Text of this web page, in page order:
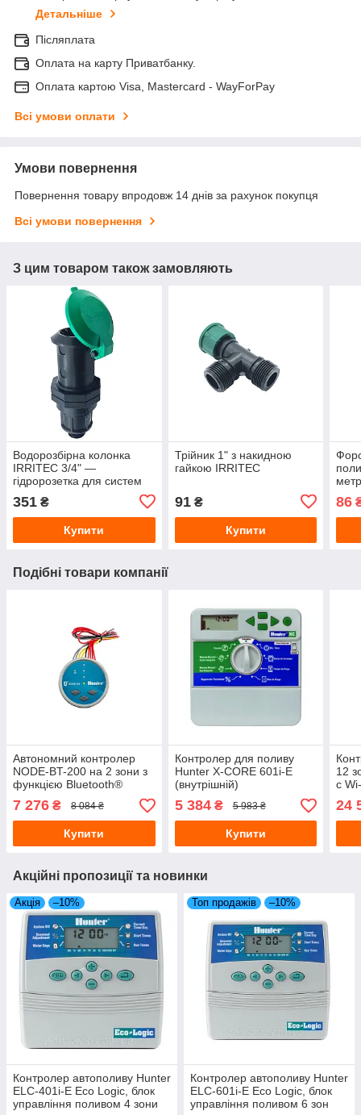
Детальніше
Післяплата
Оплата на карту Приватбанку.
Оплата картою Visa, Mastercard - WayForPay
Всі умови оплати
Умови повернення
Повернення товару впродовж 14 днів за рахунок покупця
Всі умови повернення
З цим товаром також замовляють
Водорозбірна колонка
IRRITEC 3/4" —
гідророзетка для систем
351 ₴
Купити
Трійник 1" з накидною
гайкою IRRITEC
91₴
Купити
86
Подібні товари компанії
Автономний контролер
NODE-BT-200 на 2 зони з
функцією Bluetooth®
Hunter
7 276 ₴ 8 084 ₴
Купити
Контролер для поливу
Hunter X-CORE 601i-E
(внутрішній)
5 384₴ 5 983 ₴
Купити
12
с
24
Акційні пропозиції та новинки
Акція –10%
Контролер автополиву Hunter
ELC-401i-E Eco Logic, блок
управління поливом 4 зони
Топ продажів –10%
Контролер автополиву Hunter
ELC-601i-E Eco Logic, блок
управління поливом 6 зон